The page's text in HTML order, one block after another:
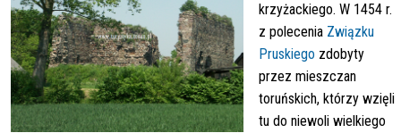
krzyżackiego. W 1454 r.
z polecenia Związku
Pruskiego zdobyty
przez mieszczan
toruńskich, którzy wzięli
tu do niewoli wielkiego